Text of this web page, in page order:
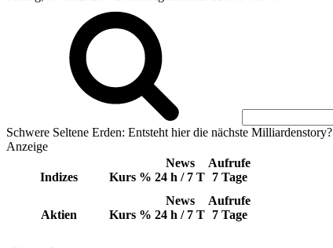
Schwere Seltene Erden: Entsteht hier die nächste Milliardenstory?
Anzeige
Indizes Kurs %
News
24 h / 7 T
Aufrufe
7 Tage
Aktien Kurs %
News
24 h / 7 T
Aufrufe
7 Tage